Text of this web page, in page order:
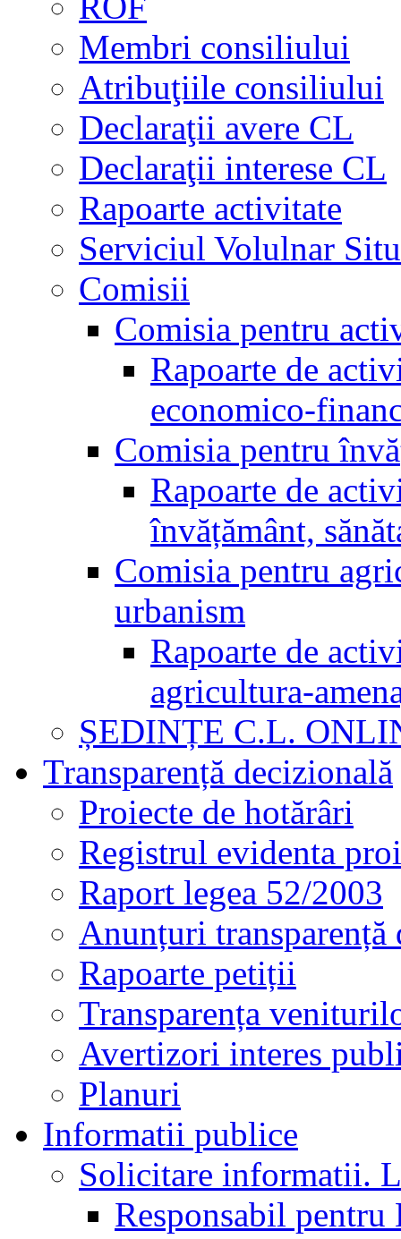
Membri consiliului
Atribuţiile consiliului
Declaraţii avere CL
Declaraţii interese CL
Rapoarte activitate
Serviciul Volulnar
Comisii
Comisia pentru
Rapoarte de
economico-
Comisia pentru
Rapoarte de
învățământ,
Comisia pentru
urbanism
Rapoarte de
agricultura-
ȘEDINȚE C.L.
Transparență decizională
Proiecte de hotărâri
Registrul evidenta
Raport legea 52/2003
Anunțuri transparență
Rapoarte petiții
Transparența
Avertizori interes
Planuri
Informatii publice
Solicitare informatii.
Responsabil pentru